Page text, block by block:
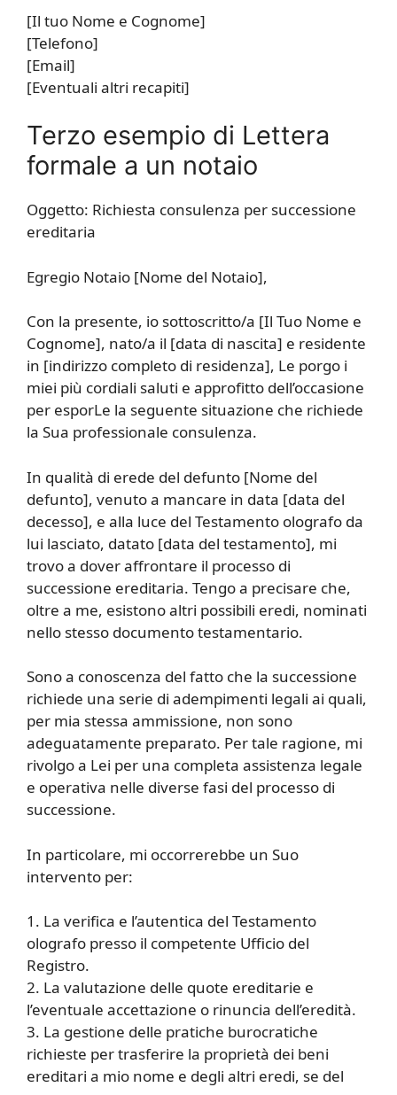
[Il tuo Nome e Cognome]
[Telefono]
[Email]
[Eventuali altri recapiti]
Terzo esempio di Lettera
formale a un notaio
Oggetto: Richiesta consulenza per successione
ereditaria
Egregio Notaio [Nome del Notaio],
Con la presente, io sottoscritto/a [Il Tuo Nome e
Cognome], nato/a il [data di nascita] e residente
in [indirizzo completo di residenza], Le porgo i
miei più cordiali saluti e approfitto dell’occasione
per esporLe la seguente situazione che richiede
la Sua professionale consulenza.
In qualità di erede del defunto [Nome del
defunto], venuto a mancare in data [data del
decesso], e alla luce del Testamento olografo da
lui lasciato, datato [data del testamento], mi
trovo a dover affrontare il processo di
successione ereditaria. Tengo a precisare che,
oltre a me, esistono altri possibili eredi, nominati
nello stesso documento testamentario.
Sono a conoscenza del fatto che la successione
richiede una serie di adempimenti legali ai quali,
per mia stessa ammissione, non sono
adeguatamente preparato. Per tale ragione, mi
rivolgo a Lei per una completa assistenza legale
e operativa nelle diverse fasi del processo di
successione.
In particolare, mi occorrerebbe un Suo
intervento per:
1. La verifica e l’autentica del Testamento
olografo presso il competente Ufficio del
Registro.
2. La valutazione delle quote ereditarie e
l’eventuale accettazione o rinuncia dell’eredità.
3. La gestione delle pratiche burocratiche
richieste per trasferire la proprietà dei beni
ereditari a mio nome e degli altri eredi, se del